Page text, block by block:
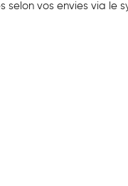
selon vos envies via le